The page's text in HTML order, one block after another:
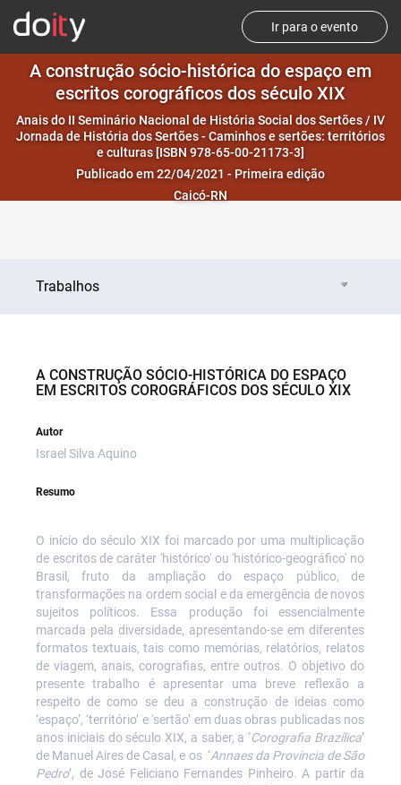
Ir para o evento
A construção sócio-histórica do espaço em
escritos corográficos dos século XIX
Anais do II Seminário Nacional de História Social dos Sertões / IV
Jornada de História dos Sertões - Caminhos e sertões: territórios
e culturas [ISBN 978-65-00-21173-3]
Publicado em 22/04/2021 - Primeira edição
Caicó-RN
Trabalhos
A CONSTRUÇÃO SÓCIO-HISTÓRICA DO ESPAÇO
EM ESCRITOS COROGRÁFICOS DOS SÉCULO XIX
Autor
Israel Silva Aquino
Resumo
O início do século XIX foi marcado por uma multiplicação
de escritos de caráter 'histórico' ou 'histórico-geográfico' no
Brasil, fruto da ampliação do espaço público, de
transformações na ordem social e da emergência de novos
sujeitos políticos. Essa produção foi essencialmente
marcada pela diversidade, apresentando-se em diferentes
formatos textuais, tais como memórias, relatórios, relatos
de viagem, anais, corografias, entre outros. O objetivo do
presente trabalho é apresentar uma breve reflexão a
respeito de como se deu a construção de ideias como
‘espaço’, ‘território’ e ‘sertão’ em duas obras publicadas nos
anos iniciais do século XIX, a saber, a ‘Corografia Brazílica’
de Manuel Aires de Casal, e os ‘Annaes da Província de São
Pedro’, de José Feliciano Fernandes Pinheiro. A partir da